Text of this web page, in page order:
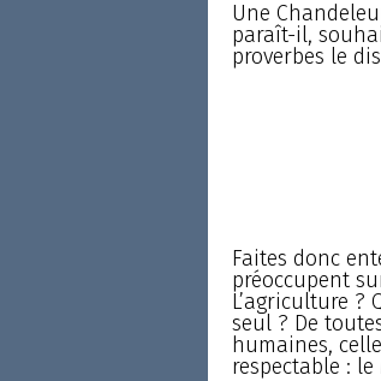
Une
paraît-il,
proverbes le
Faites donc
préoccupent
L’agriculture ?
seul ? De
humaines,
respectable :